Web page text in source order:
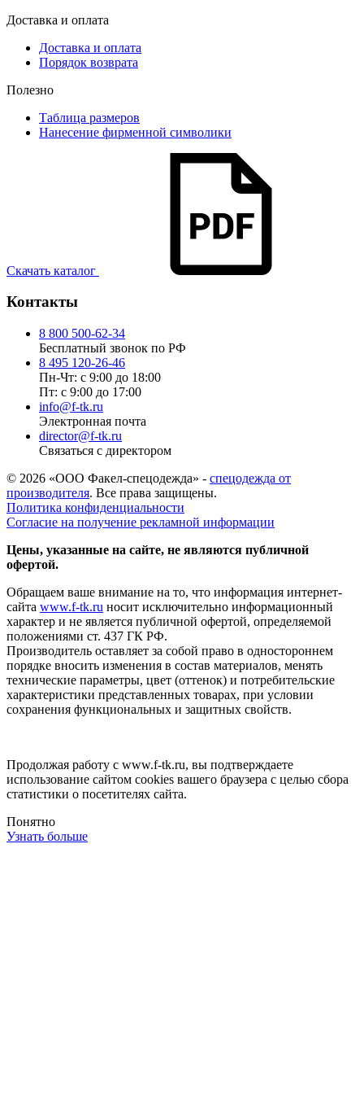
Доставка и оплата
Доставка и оплата
Порядок возврата
Полезно
Таблица размеров
Нанесение фирменной символики
Скачать каталог
Контакты
8 800 500-62-34
Бесплатный звонок по РФ
8 495 120-26-46
Пн-Чт: с 9:00 до 18:00
Пт: с 9:00 до 17:00
info@f-tk.ru
Электронная почта
director@f-tk.ru
Связаться с директором
© 2026 «ООО Факел-спецодежда» - спецодежда от
производителя. Все права защищены.
Политика конфиденциальности
Согласие на получение рекламной информации
Цены, указанные на сайте, не являются публичной
офертой.
Обращаем ваше внимание на то, что информация интернет-
сайта www.f-tk.ru носит исключительно информационный
характер и не является публичной офертой, определяемой
положениями ст. 437 ГК РФ.
Производитель оставляет за собой право в одностороннем
порядке вносить изменения в состав материалов, менять
технические параметры, цвет (оттенок) и потребительские
характеристики представленных товарах, при условии
сохранения функциональных и защитных свойств.
Продолжая работу с www.f-tk.ru, вы подтверждаете
использование сайтом cookies вашего браузера с целью сбора
статистики о посетителях сайта.
Понятно
Узнать больше